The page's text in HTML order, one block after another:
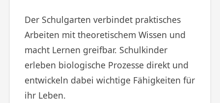
Der Schulgarten verbindet praktisches
Arbeiten mit theoretischem Wissen und
macht Lernen greifbar. Schulkinder
erleben biologische Prozesse direkt und
entwickeln dabei wichtige Fähigkeiten für
ihr Leben.